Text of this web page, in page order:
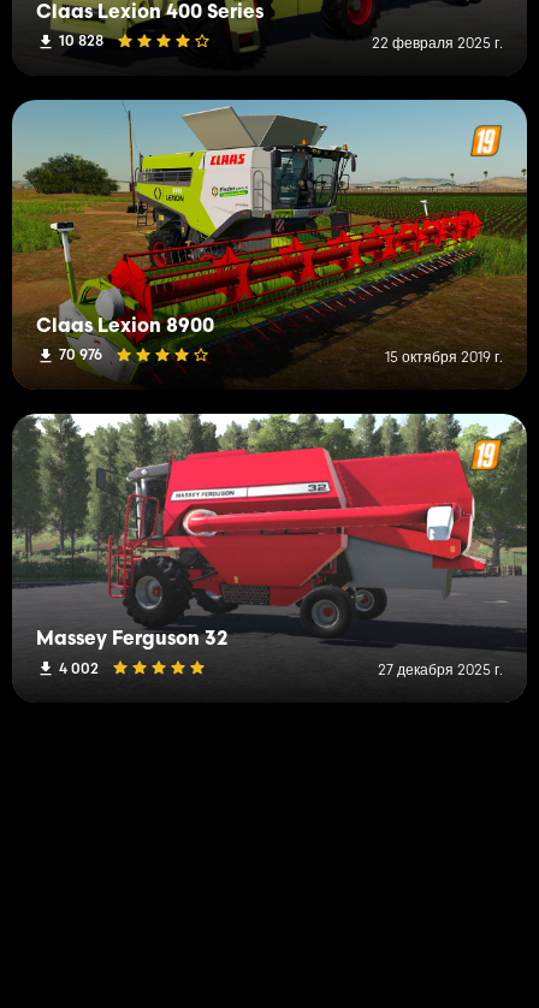
Claas Lexion 400 Series
10 828 22 февраля 2025 г.
Claas Lexion 8900
70 976 15 октября 2019 г.
Massey Ferguson 32
4 002 27 декабря 2025 г.